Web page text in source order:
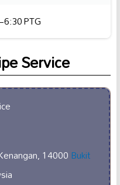
PTG
Service
14000Bukit